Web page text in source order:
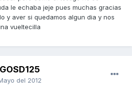
le echaba jeje pues muchas gracias
y aver si quedamos algun dia y nos
vueltecilla
del 2012